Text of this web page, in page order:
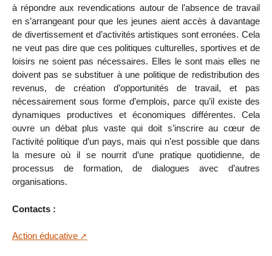
à répondre aux revendications autour de l’absence de travail
en s’arrangeant pour que les jeunes aient accès à davantage
de divertissement et d’activités artistiques sont erronées. Cela
ne veut pas dire que ces politiques culturelles, sportives et de
loisirs ne soient pas nécessaires. Elles le sont mais elles ne
doivent pas se substituer à une politique de redistribution des
revenus, de création d’opportunités de travail, et pas
nécessairement sous forme d’emplois, parce qu’il existe des
dynamiques productives et économiques différentes. Cela
ouvre un débat plus vaste qui doit s’inscrire au cœur de
l’activité politique d’un pays, mais qui n’est possible que dans
la mesure où il se nourrit d’une pratique quotidienne, de
processus de formation, de dialogues avec d’autres
organisations.
Contacts :
Action éducative